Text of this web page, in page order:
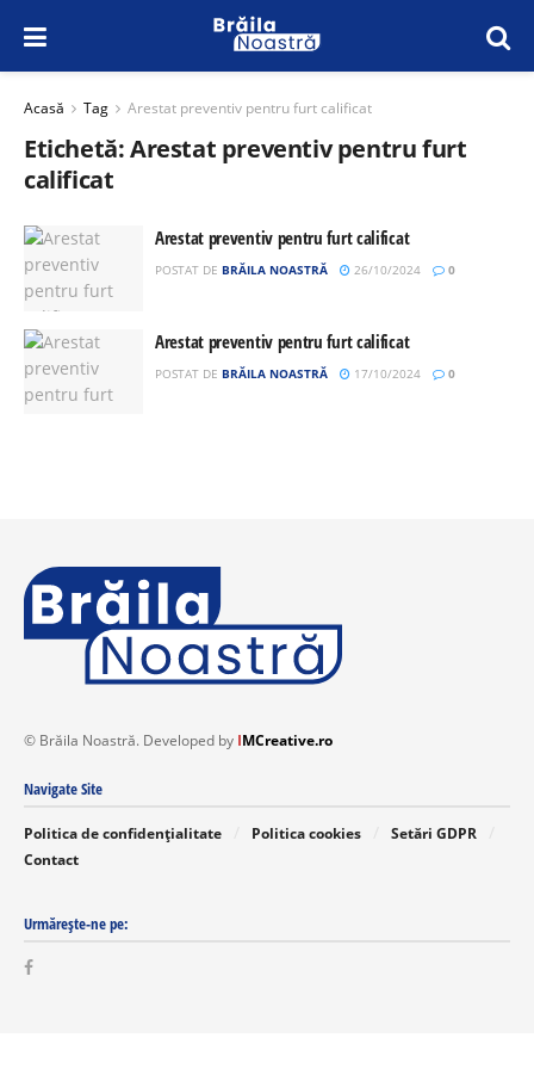
Acasă Tag Arestat preventiv pentru furt calificat
Etichetă:Arestat preventiv pentru furt
calificat
Arestat preventiv pentru furt calificat
POSTAT DE BRĂILA NOASTRĂ 26/10/2024 0
Arestat preventiv pentru furt calificat
POSTAT DE BRĂILA NOASTRĂ 17/10/2024 0
© Brăila Noastră. Developed by IMCreative.ro
Navigate Site
Politica de confidențialitate Politica cookies
Setări GDPR
Contact
Urmărește-ne pe: